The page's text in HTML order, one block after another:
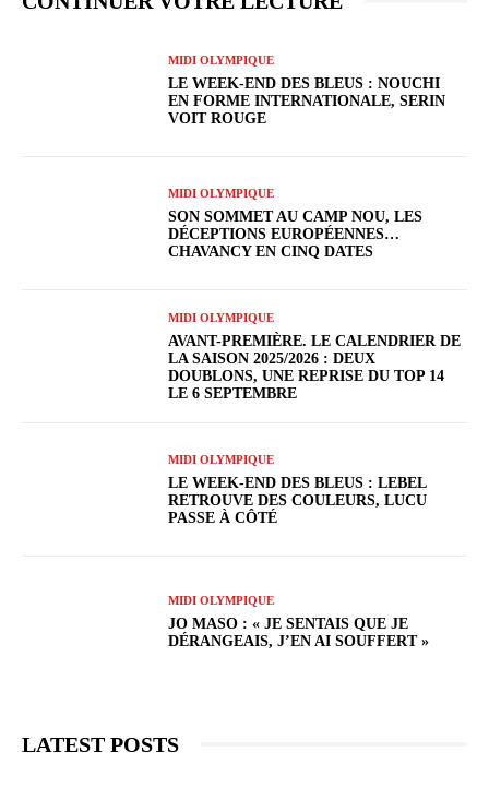
MIDI OLYMPIQUE
LE WEEK-END DES BLEUS : NOUCHI
EN FORME INTERNATIONALE, SERIN
VOIT ROUGE
MIDI OLYMPIQUE
SON SOMMET AU CAMP NOU, LES
DÉCEPTIONS EUROPÉENNES…
CHAVANCY EN CINQ DATES
MIDI OLYMPIQUE
AVANT-PREMIÈRE. LE CALENDRIER DE
LA SAISON 2025/2026 : DEUX
DOUBLONS, UNE REPRISE DU TOP 14
LE 6 SEPTEMBRE
MIDI OLYMPIQUE
LE WEEK-END DES BLEUS : LEBEL
RETROUVE DES COULEURS, LUCU
PASSE À CÔTÉ
MIDI OLYMPIQUE
JO MASO : « JE SENTAIS QUE JE
DÉRANGEAIS, J’EN AI SOUFFERT »
LATEST POSTS